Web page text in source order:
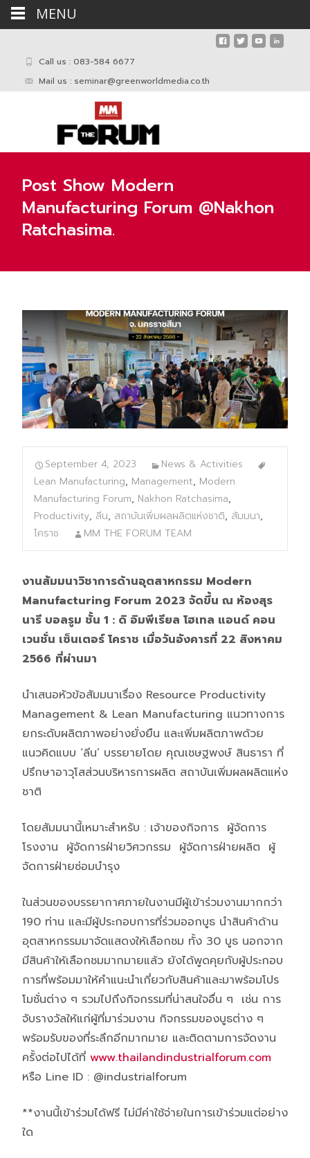
Call us : 083-584 6677
Mail us : seminar@greenworldmedia.co.th
Post Show Modern
Manufacturing Forum @Nakhon
Ratchasima.
September 4, 2023
News & Activities
Lean Manufacturing, Management, Modern
Manufacturing Forum, Nakhon Ratchasima,
Productivity, ลีน, สถาบันเพิ่มผลผลิตแห่งชาติ, สัมมนา,
โคราช
MM THE FORUM TEAM
งานสัมมนาวิชาการด้านอุตสาหกรรม Modern
Manufacturing Forum 2023 จัดขึ้น ณ ห้องสุร
นารี บอลรูม ชั้น 1 : ดิ อิมพีเรียล ​โฮเทล แอนด์ คอน
เวนชั่น เซ็นเตอร์ โคราช เมื่อวันอังคารที่ 22 สิงหาคม
2566 ที่ผ่านมา
นำเสนอหัวข้อสัมมนาเรื่อง Resource Productivity
Management & Lean Manufacturing แนวทางการ
ยกระดับผลิตภาพอย่างยั่งยืน และเพิ่มผลิตภาพด้วย
แนวคิดแบบ ‘ลีน’ บรรยายโดย คุณเชษฐพงษ์ สินธารา ที่
ปรึกษาอาวุโสส่วนบริหารการผลิต สถาบันเพิ่มผลผลิตแห่ง
ชาติ
โดยสัมมนานี้เหมาะสำหรับ : เจ้าของกิจการ ผู้จัดการ
โรงงาน ผู้จัดการฝ่ายวิศวกรรม ผู้จัดการฝ่ายผลิต ผู้
จัดการฝ่ายซ่อมบำรุง
ในส่วนของบรรยากาศภายในงานมีผู้เข้าร่วมงานมากกว่า
190 ท่าน และมีผู้ประกอบการที่ร่วมออกบูธ นำสินค้าด้าน
อุตสาหกรรมมาจัดแสดงให้เลือกชม ทั้ง 30 บูธ นอกจาก
มีสินค้าให้เลือกชมมากมายแล้ว ยังได้พูดคุยกับผู้ประกอบ
การที่พร้อมมาให้คำแนะนำเกี่ยวกับสินค้าและมาพร้อมโปร
โมชั่นต่าง ๆ รวมไปถึงกิจกรรมที่น่าสนใจอื่น ๆ เช่น การ
จับรางวัลให้แก่ผู้ที่มาร่วมงาน กิจกรรมของบูธต่าง ๆ
พร้อมรับของที่ระลึกอีกมากมาย และติดตามการจัดงาน
ครั้งต่อไปได้ที่ www.thailandindustrialforum.com
หรือ Line ID : @industrialforum
**งานนี้เข้าร่วมได้ฟรี ไม่มีค่าใช้จ่ายในการเข้าร่วมแต่อย่าง
ใด
MENU